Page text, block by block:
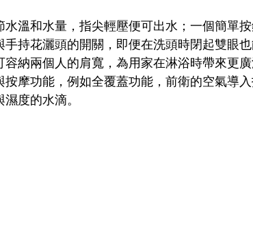
溫和水量，指尖輕壓便可出水；一個簡單
持花灑頭的開關，即便在洗頭時閉起雙眼
納兩個人的肩寬，為用家在淋浴時帶來更
摩功能，例如全覆蓋功能，前衛的空氣導
度的水滴。